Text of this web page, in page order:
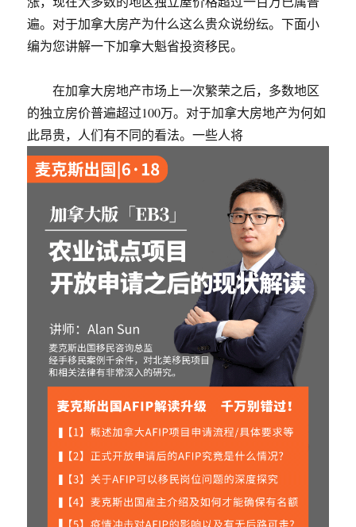
遍。对于加拿大房产为什么这么贵众说纷纭。下面小
编为您讲解一下加拿大魁省投资移民。
在加拿大房地产市场上一次繁荣之后，多数地区
的独立房价普遍超过100万。对于加拿大房地产为何如
此昂贵，人们有不同的看法。一些人将